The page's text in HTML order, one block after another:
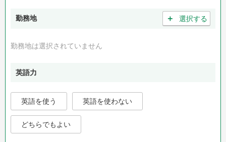
勤務地 ＋ 選択する
勤務地は選択されていません
英語力
英語を使う 英語を使わない
どちらでもよい